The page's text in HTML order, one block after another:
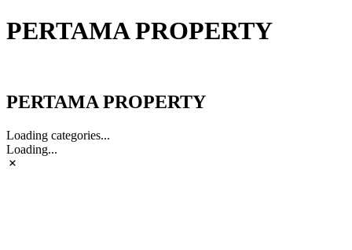
PERTAMA PROPERTY
PERTAMA PROPERTY
Loading categories...
Loading...